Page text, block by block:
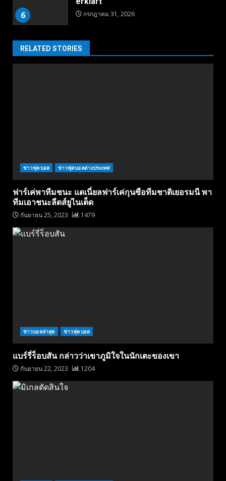
6 กรกฎาคม 31, 2026
RELATED STORIES
ข่าวฟุตบอล ข่าวฟุตบอลต่างประเทศ
ฟาร์เค่พาทีมชนะ แดเนี่ยลฟาร์เค่กุนซือทีมชาติเยอรมนี พา
ทีมเอาชนะลีดส์ยูไนเต็ด
กันยายน 25, 2023 1479
ข่าวบอลล่าสุด ข่าวฟุตบอล
แบร์รี่ร็อบสัน กล่าวว่าเขาภูมิใจในนักเตะของเขา
กันยายน 22, 2023 1204